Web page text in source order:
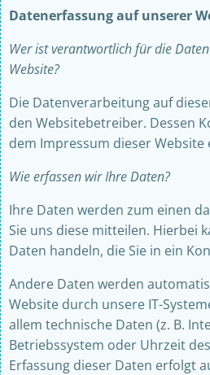
Datenerfassung auf unserer
Wer ist verantwortlich für die
Website?
Die Datenverarbeitung auf
den Websitebetreiber. Dessen
dem Impressum dieser Website
Wie erfassen wir Ihre Daten?
Ihre Daten werden zum einen
Sie uns diese mitteilen. Hierbei
Daten handeln, die Sie in ein
Andere Daten werden
Website durch unsere IT-
allem technische Daten (z. B.
Betriebssystem oder Uhrzeit
Erfassung dieser Daten erfolgt